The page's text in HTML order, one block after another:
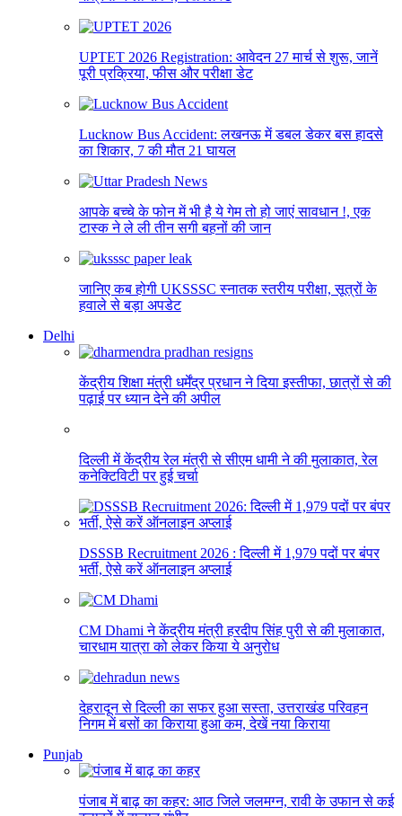
UPTET 2026 Registration: आवेदन 27 मार्च से शुरू, जानें
पूरी प्रक्रिया, फीस और परीक्षा डेट
Lucknow Bus Accident: लखनऊ में डबल डेकर बस हादसे
का शिकार, 7 की मौत 21 घायल
आपके बच्चे के फोन में भी है ये गेम तो हो जाएं सावधान !, एक
टास्क ने ले ली तीन सगी बहनों की जान
जानिए कब होगी UKSSSC स्नातक स्तरीय परीक्षा, सूत्रों के
हवाले से बड़ा अपडेट
Delhi
केंद्रीय शिक्षा मंत्री धर्मेंद्र प्रधान ने दिया इस्तीफा, छात्रों से की
पढ़ाई पर ध्यान देने की अपील
दिल्ली में केंद्रीय रेल मंत्री से सीएम धामी ने की मुलाकात, रेल
कनेक्टिविटी पर हुई चर्चा
DSSSB Recruitment 2026 : दिल्ली में 1,979 पदों पर बंपर
भर्ती, ऐसे करें ऑनलाइन अप्लाई
CM Dhami ने केंद्रीय मंत्री हरदीप सिंह पुरी से की मुलाकात,
चारधाम यात्रा को लेकर किया ये अनुरोध
देहरादून से दिल्ली का सफर हुआ सस्ता, उत्तराखंड परिवहन
निगम में बसों का किराया हुआ कम, देखें नया किराया
Punjab
पंजाब में बाढ़ का कहर: आठ जिले जलमग्न, रावी के उफान से कई